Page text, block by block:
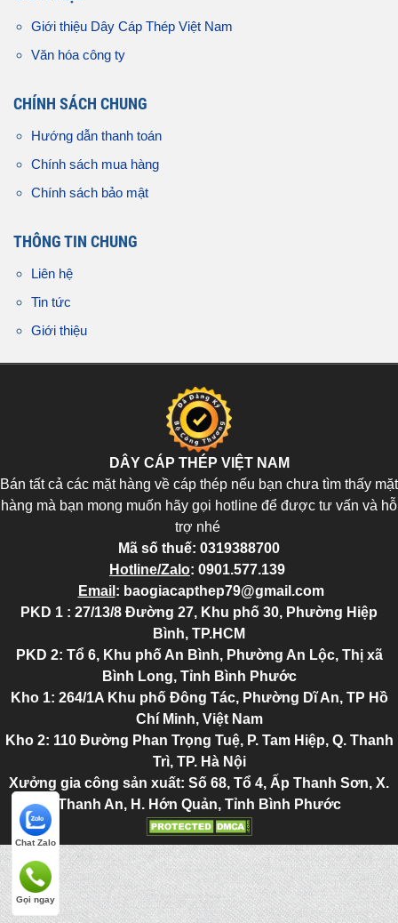
Giới thiệu Dây Cáp Thép Việt Nam
Văn hóa công ty
CHÍNH SÁCH CHUNG
Hướng dẫn thanh toán
Chính sách mua hàng
Chính sách bảo mật
THÔNG TIN CHUNG
Liên hệ
Tin tức
Giới thiệu
DÂY CÁP THÉP VIỆT NAM
Bán tất cả các mặt hàng về cáp thép nếu bạn chưa tìm thấy mặt
hàng mà bạn mong muốn hãy gọi hotline để được tư vấn và hỗ
trợ nhé
Mã số thuế: 0319388700
Hotline/Zalo: 0901.577.139
Email : baogiacapthep79@gmail.com
PKD 1 : 27/13/8 Đường 27, Khu phố 30, Phường Hiệp
Bình, TP.HCM
PKD 2: Tổ 6, Khu phố An Bình, Phường An Lộc, Thị xã
Bình Long, Tỉnh Bình Phước
Kho 1: 264/1A Khu phố Đông Tác, Phường Dĩ An, TP Hồ
Chí Minh, Việt Nam
Kho 2: 110 Đường Phan Trọng Tuệ, P. Tam Hiệp, Q. Thanh
Trì, TP. Hà Nội
Xưởng gia công sản xuất: Số 68, Tổ 4, Ấp Thanh Sơn, X.
Thanh An, H. Hớn Quản, Tỉnh Bình Phước
Chat Zalo
Gọi ngay